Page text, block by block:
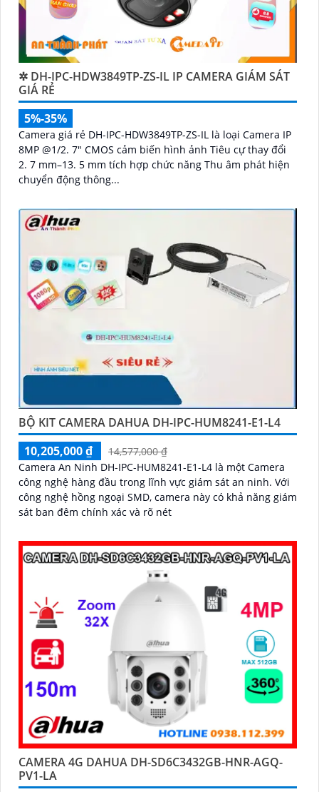
✲ DH-IPC-HDW3849TP-ZS-IL IP CAMERA GIÁM SÁT
GIÁ RẺ
5%-35%
Camera giá rẻ DH-IPC-HDW3849TP-ZS-IL là loại Camera IP
8MP @1/2. 7" CMOS cảm biến hình ảnh Tiêu cự thay đổi
2. 7 mm–13. 5 mm tích hợp chức năng Thu âm phát hiện
chuyển động thông...
BỘ KIT CAMERA DAHUA DH-IPC-HUM8241-E1-L4
10,205,000 ₫
14,577,000 ₫
Camera An Ninh DH-IPC-HUM8241-E1-L4 là một Camera
công nghệ hàng đầu trong lĩnh vực giám sát an ninh. Với
công nghệ hồng ngoại SMD, camera này có khả năng giám
sát ban đêm chính xác và rõ nét
CAMERA 4G DAHUA DH-SD6C3432GB-HNR-AGQ-
PV1-LA